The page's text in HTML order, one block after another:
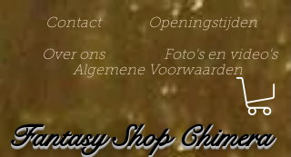
Contact Openingstijden
Over ons
Foto's en video's
Algemene Voorwaarden
Fantasy Shop Chimera